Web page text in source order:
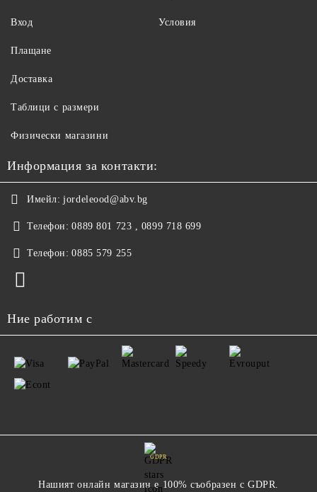
Вход Условия
Плащане
Доставка
Таблици с размери
Физически магазини
Информация за контакти:
Имейл: jordeleood@abv.bg
Телефон: 0889 801 723 , 0899 718 699
Телефон: 0885 579 255
Ние работим с
GDPR
Нашият онлайн магазин е 100% съобразен с GDPR.